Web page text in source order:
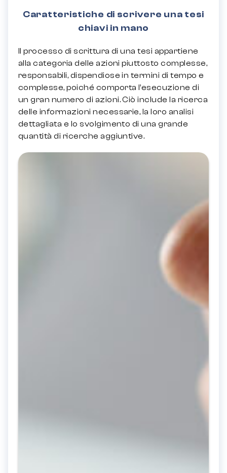
Caratteristiche di scrivere una tesi
chiavi in ​​mano
Il processo di scrittura di una tesi appartiene
alla categoria delle azioni piuttosto complesse,
responsabili, dispendiose in termini di tempo e
complesse, poiché comporta l’esecuzione di
un gran numero di azioni. Ciò include la ricerca
delle informazioni necessarie, la loro analisi
dettagliata e lo svolgimento di una grande
quantità di ricerche aggiuntive.